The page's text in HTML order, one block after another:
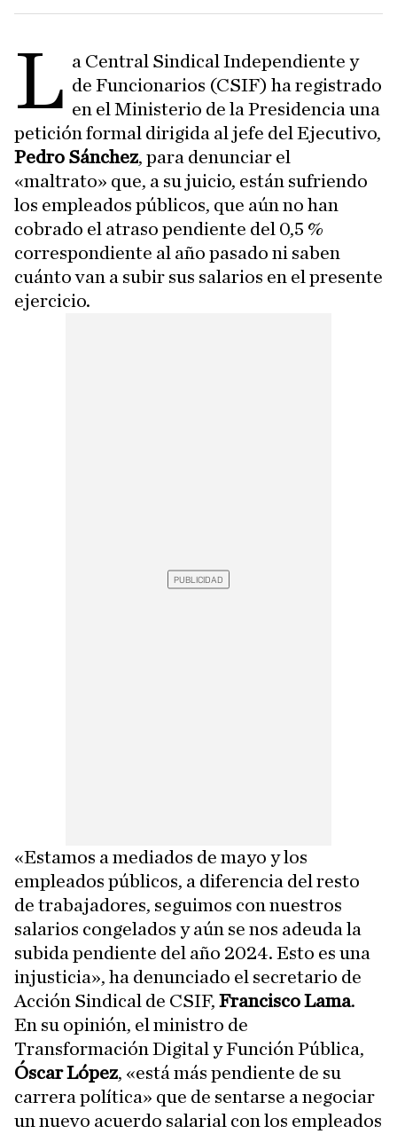
L a Central Sindical Independiente y
de Funcionarios (CSIF) ha registrado
en el Ministerio de la Presidencia una
petición formal dirigida al jefe del Ejecutivo,
Pedro Sánchez, para denunciar el
«maltrato» que, a su juicio, están sufriendo
los empleados públicos, que aún no han
cobrado el atraso pendiente del 0,5 %
correspondiente al año pasado ni saben
cuánto van a subir sus salarios en el presente
ejercicio.
«Estamos a mediados de mayo y los
empleados públicos, a diferencia del resto
de trabajadores, seguimos con nuestros
salarios congelados y aún se nos adeuda la
subida pendiente del año 2024. Esto es una
injusticia», ha denunciado el secretario de
Acción Sindical de CSIF, Francisco Lama.
En su opinión, el ministro de
Transformación Digital y Función Pública,
Óscar López, «está más pendiente de su
carrera política» que de sentarse a negociar
un nuevo acuerdo salarial con los empleados